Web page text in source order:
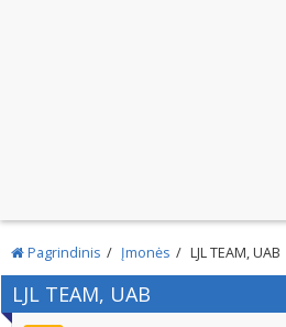
Pagrindinis Įmonės LJL TEAM, UAB
LJL TEAM, UAB